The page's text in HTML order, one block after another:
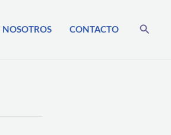
NOSOTROS CONTACTO Buscar